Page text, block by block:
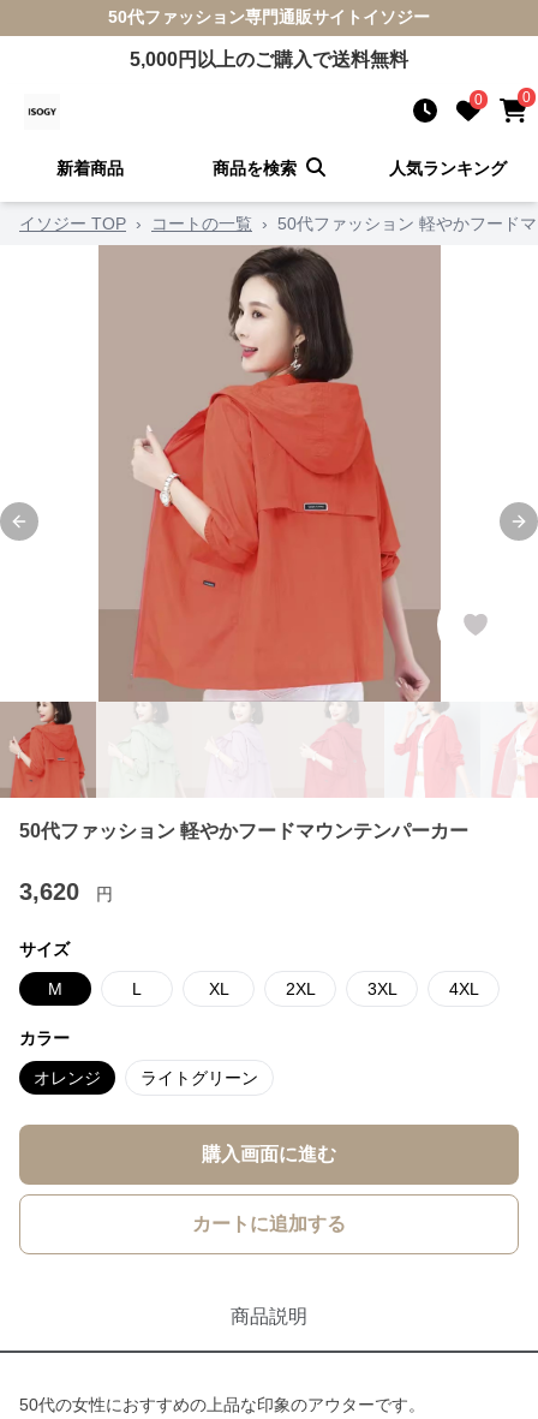
50代ファッション専門通販サイト イソジー
5,000円以上のご購入で送料無料
0 0
新着商品 商品を検索 人気ランキング
イソジー TOP › コートの一覧 › 50代ファッション 軽やかフード
Previous slide
50代ファッション 軽やかフードマウンテンパーカー
3,620 円
サイズ
M L XL 2XL 3XL 4XL
カラー
オレンジ ライトグリーン
購入画面に進む
カートに追加する
商品説明
50代の女性におすすめの上品な印象のアウターです。